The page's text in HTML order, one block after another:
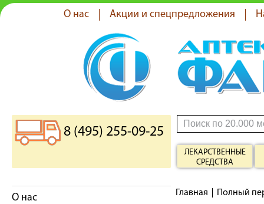
О нас Акции и спецпредложения
8 (495) 255-09-25
ЛЕКАРСТВЕННЫЕ
СРЕДСТВА
О нас Главная Полный